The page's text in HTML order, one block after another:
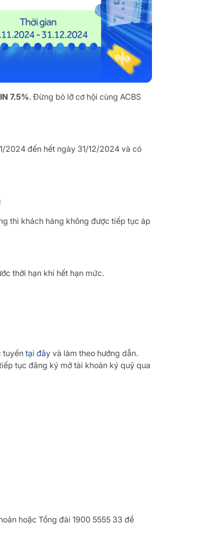
7.5%. Đừng bỏ lỡ cơ hội cùng ACBS
2024 đến hết ngày 31/12/2024 và có
thì khách hàng không được tiếp tục áp
thời hạn khi hết hạn mức.
tuyến tại đâyvà làm theo hướng dẫn.
tục đăng ký mở tài khoản ký quỹ qua
hoặc Tổng đài 1900 5555 33 để